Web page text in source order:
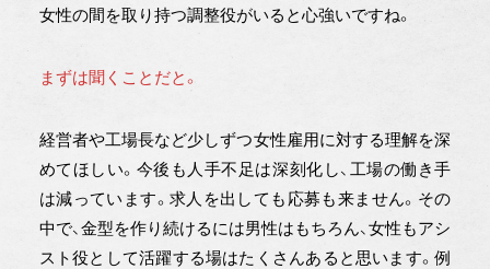
女性の間を取り持つ調整役がいると心強いですね。
まずは聞くことだと。
経営者や工場長など少しずつ女性雇用に対する理解を深
めてほしい。今後も人手不足は深刻化し、工場の働き手
は減っています。求人を出しても応募も来ません。その
中で、金型を作り続けるには男性はもちろん、女性もアシ
スト役として活躍する場はたくさんあると思います。例